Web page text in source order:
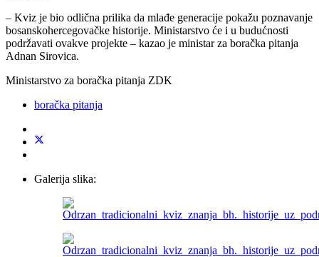
– Kviz je bio odlična prilika da mlađe generacije pokažu poznavanje
bosanskohercegovačke historije. Ministarstvo će i u budućnosti
podržavati ovakve projekte – kazao je ministar za boračka pitanja
Adnan Sirovica.
Ministarstvo za boračka pitanja ZDK
boračka pitanja
Galerija slika: